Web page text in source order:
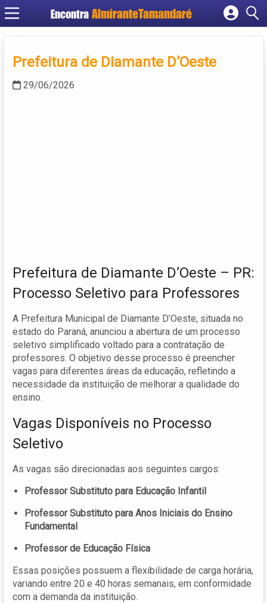
Encontra
Cadastrar empresa
Criar conta
Prefeitura de Diamante D’Oeste
29/06/2026
Prefeitura de Diamante D’Oeste – PR:
Processo Seletivo para Professores
A Prefeitura Municipal de Diamante D’Oeste, situada no
estado do Paraná, anunciou a abertura de um processo
seletivo simplificado voltado para a contratação de
professores. O objetivo desse processo é preencher
vagas para diferentes áreas da educação, refletindo a
necessidade da instituição de melhorar a qualidade do
ensino.
Vagas Disponíveis no Processo
Seletivo
As vagas são direcionadas aos seguintes cargos:
Professor Substituto para Educação Infantil
Professor Substituto para Anos Iniciais do Ensino
Fundamental
Professor de Educação Física
Essas posições possuem a flexibilidade de carga horária,
variando entre 20 e 40 horas semanais, em conformidade
com a demanda da instituição.